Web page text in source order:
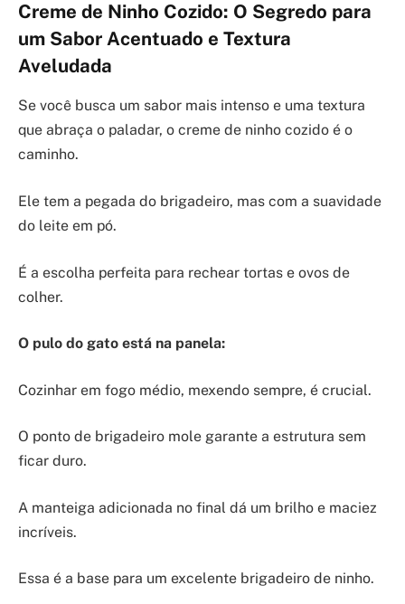
Creme de Ninho Cozido: O Segredo para
um Sabor Acentuado e Textura
Aveludada
Se você busca um sabor mais intenso e uma textura
que abraça o paladar, o creme de ninho cozido é o
caminho.
Ele tem a pegada do brigadeiro, mas com a suavidade
do leite em pó.
É a escolha perfeita para rechear tortas e ovos de
colher.
O pulo do gato está na panela:
Cozinhar em fogo médio, mexendo sempre, é crucial.
O ponto de brigadeiro mole garante a estrutura sem
ficar duro.
A manteiga adicionada no final dá um brilho e maciez
incríveis.
Essa é a base para um excelente brigadeiro de ninho.